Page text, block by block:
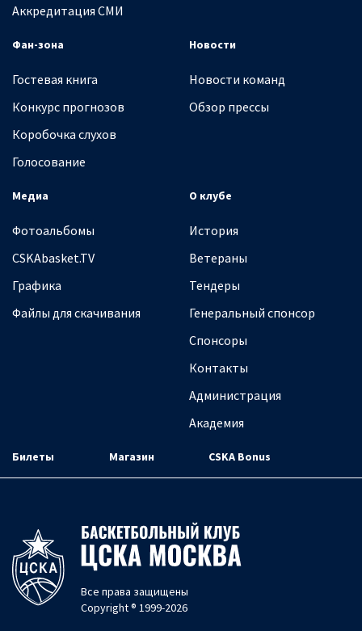
Аккредитация СМИ
Фан-зона
Гостевая книга
Конкурс прогнозов
Коробочка слухов
Голосование
Новости
Новости команд
Обзор прессы
Медиа
Фотоальбомы
CSKAbasket.TV
Графика
Файлы для скачивания
О клубе
История
Ветераны
Тендеры
Генеральный спонсор
Спонсоры
Контакты
Администрация
Академия
Билеты Магазин CSKA Bonus
Все права защищены
Copyright ® 1999-2026